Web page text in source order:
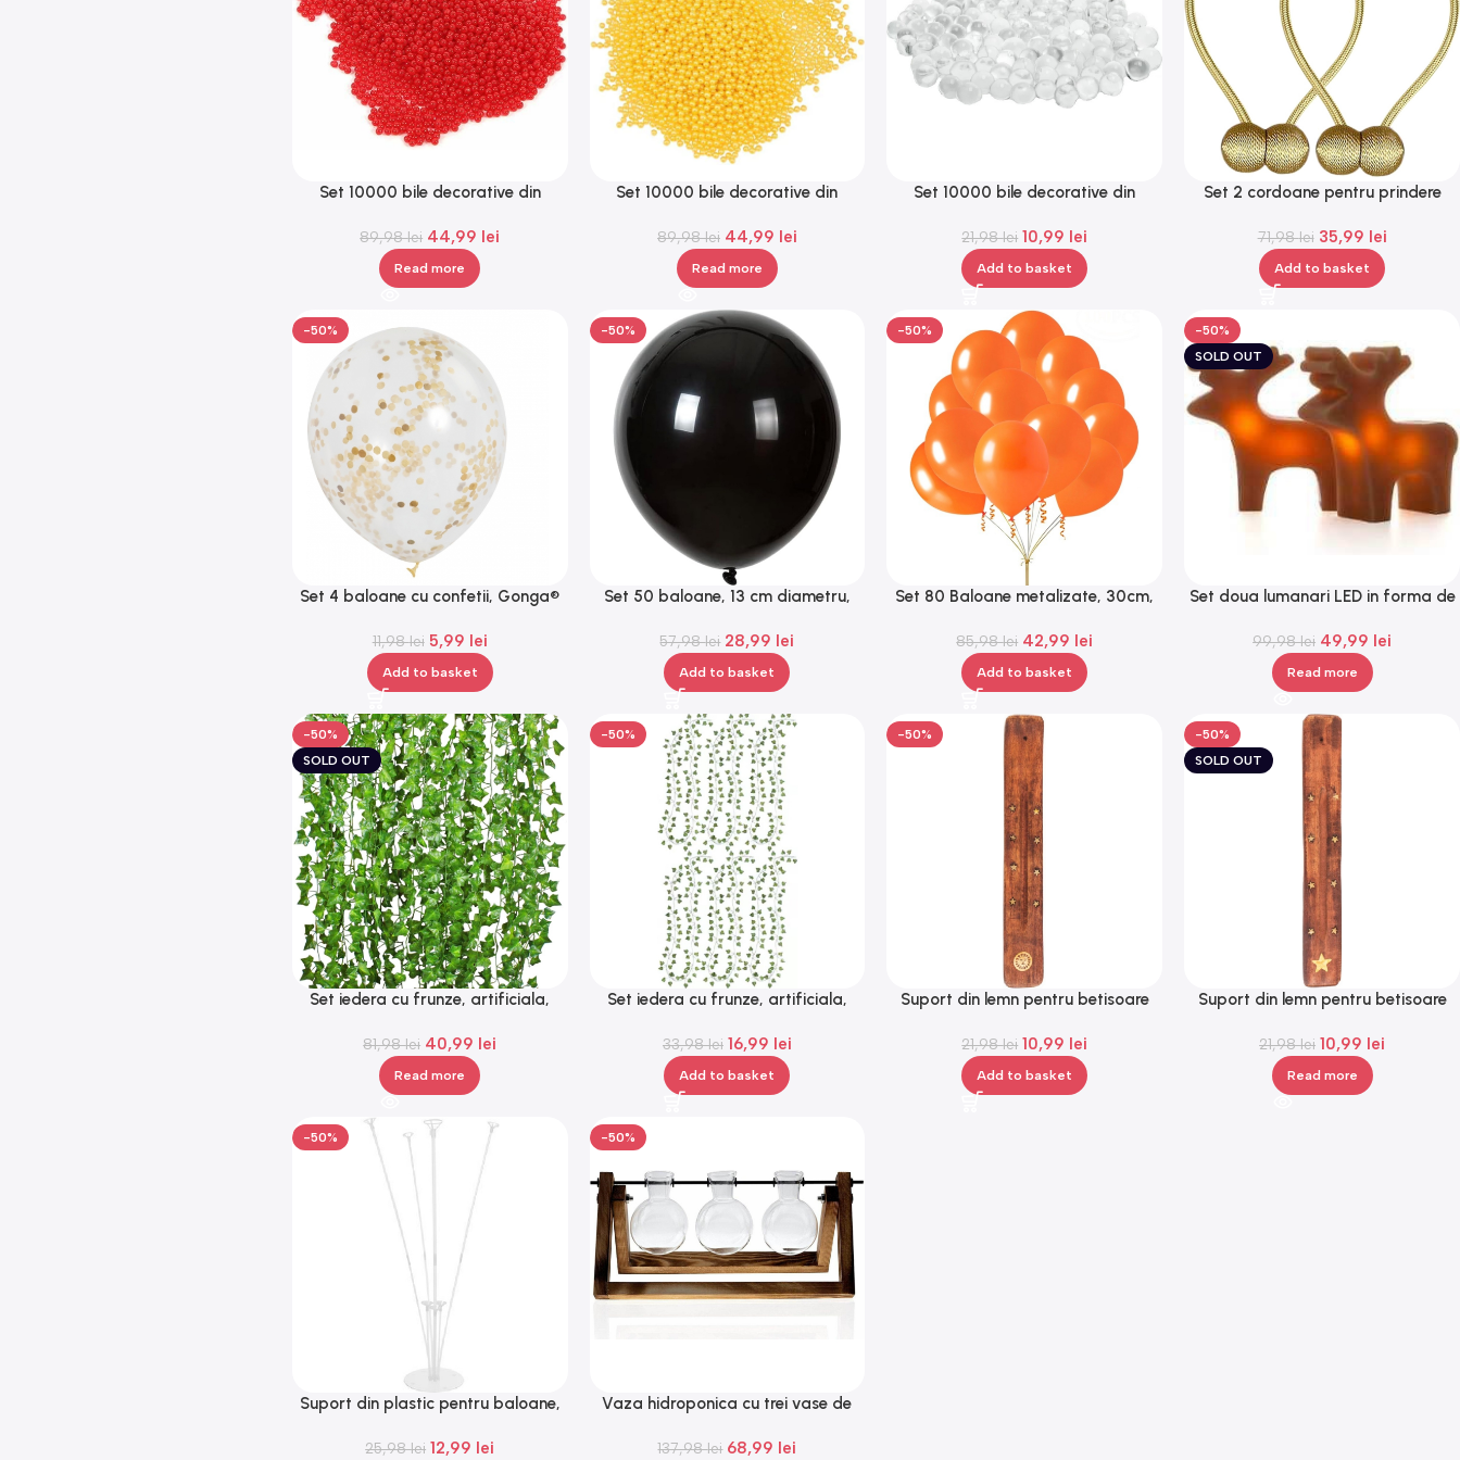
Set 10000 bile decorative din
89,98lei 44,99 lei
Read more
Set 10000 bile decorative din
89,98lei 44,99 lei
Read more
Set 10000 bile decorative din
21,98lei 10,99 lei
Add to basket
Set 2 cordoane pentru prindere
magneti decorativi, tip snur,
Gonga®
71,98lei 35,99 lei
Add to basket
-50%
Set 4 baloane cu confetii, Gonga®
11,98lei 5,99 lei
Add to basket
-50%
Set 50 baloane, 13 cm diametru,
aniversări, Gonga®
57,98lei 28,99 lei
Add to basket
-50%
Set 80 Baloane metalizate, 30cm,
85,98lei 42,99 lei
Add to basket
-50%
SOLD OUT
Set doua lumanari LED in forma de
99,98lei 49,99 lei
Read more
-50%
SOLD OUT
Set iedera cu frunze, artificiala,
81,98lei 40,99 lei
Read more
-50%
Set iedera cu frunze, artificiala,
33,98lei 16,99 lei
Add to basket
-50%
Suport din lemn pentru betisoare
21,98lei 10,99 lei
Add to basket
-50%
SOLD OUT
Suport din lemn pentru betisoare
21,98lei 10,99 lei
Read more
-50%
Suport din plastic pentru baloane,
25,98lei 12,99 lei
-50%
Vaza hidroponica cu trei vase de
137,98lei 68,99 lei